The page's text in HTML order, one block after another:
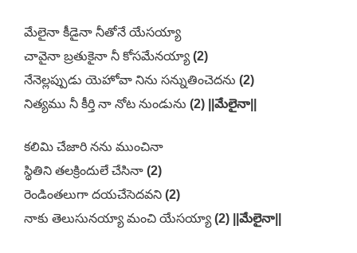
మేలైనా కీడైనా నీతోనే యేసయ్యా
చావైనా బ్రతుకైనా నీ కోసమేనయ్యా (2)
నేనెల్లప్పుడు యెహోవా నిను సన్నుతించెదను (2)
నిత్యము నీ కీర్తి నా నోట నుండును (2) ||మేలైనా||
కలిమి చేజారి నను ముంచినా
స్థితిని తలక్రిందులే చేసినా (2)
రెండింతలుగా దయచేసెదవని (2)
నాకు తెలుసునయ్యా మంచి యేసయ్యా (2) ||మేలైనా||